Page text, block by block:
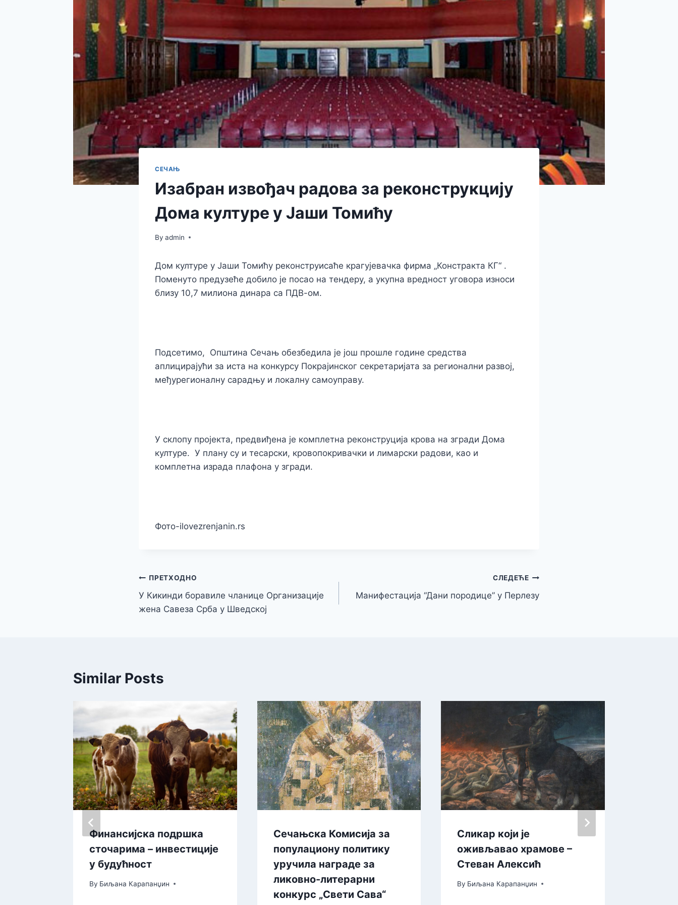
СЕЧАЊ
Изабран извођач радова за реконструкцију
Дома културе у Јаши Томићу
By admin
Дом културе у Јаши Томићу реконструисаће крагујевачка фирма „Констракта КГ“ .
Поменуто предузеће добило је посао на тендеру, а укупна вредност уговора износи
близу 10,7 милиона динара са ПДВ-ом.
Подсетимо, Општина Сечањ обезбедила је још прошле године средства
аплицирајући за иста на конкурсу Покрајинског секретаријата за регионални развој,
међурегионалну сарадњу и локалну самоуправу.
У склопу пројекта, предвиђена је комплетна реконструција крова на згради Дома
културе. У плану су и тесарски, кровопокривачки и лимарски радови, као и
комплетна израда плафона у згради.
Фото-ilovezrenjanin.rs
Кретање
чланка
ПРЕТХОДНО
У Кикинди боравиле чланице Организације
жена Савеза Срба у Шведској
СЛЕДЕЋЕ
Манифестација “Дани породице” у Перлезу
Similar Posts
Финансијска подршка
сточарима – инвестиције
у будућност
By Биљана Карапанџин
Сечањска Комисија за
популациону политику
уручила награде за
ликовно-литерарни
конкурс „Свети Сава“
Сликар који је
оживљавао храмове –
Стеван Алексић
By Биљана Карапанџин